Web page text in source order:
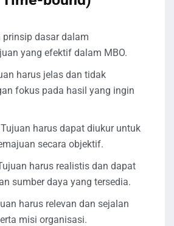
prinsip dasar dalam
yang efektif dalam MBO.
harus jelas dan tidak
fokus pada hasil yang ingin
harus dapat diukur untuk
secara objektif.
harus realistis dan dapat
sumber daya yang tersedia.
harus relevan dan sejalan
misi organisasi.